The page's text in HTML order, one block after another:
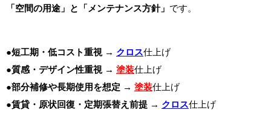
「空間の用途」と「メンテナンス方針」 です。
●短工期・低コスト重視 → クロス仕上げ
●質感・デザイン性重視 → 塗装仕上げ
●部分補修や長期使用を想定 → 塗装仕上げ
●賃貸・原状回復・定期張替え前提 → クロス仕上げ